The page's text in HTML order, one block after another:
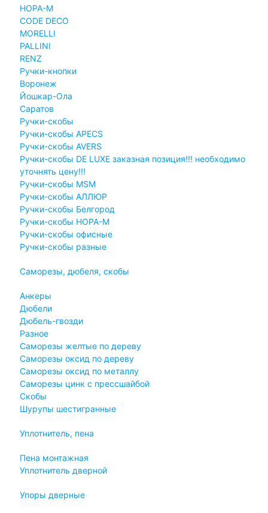
НОРА-М
CODE DECO
MORELLI
PALLINI
RENZ
Ручки-кнопки
Воронеж
Йошкар-Ола
Саратов
Ручки-скобы
Ручки-скобы APECS
Ручки-скобы AVERS
Ручки-скобы DE LUXE заказная позиция!!! необходимо
уточнять цену!!!
Ручки-скобы MSM
Ручки-скобы АЛЛЮР
Ручки-скобы Белгород
Ручки-скобы НОРА-М
Ручки-скобы офисные
Ручки-скобы разные
Саморезы, дюбеля, скобы
Анкеры
Дюбели
Дюбель-гвозди
Разное
Саморезы желтые по дереву
Саморезы оксид по дереву
Саморезы оксид по металлу
Саморезы цинк с прессшайбой
Скобы
Шурупы шестигранные
Уплотнитель, пена
Пена монтажная
Уплотнитель дверной
Упоры дверные